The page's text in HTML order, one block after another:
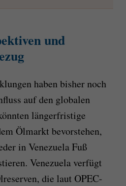
und
haben bisher noch
auf den globalen
längerfristige
Ölmarkt bevorstehen,
in Venezuela Fuß
Venezuela verfügt
die laut OPEC-